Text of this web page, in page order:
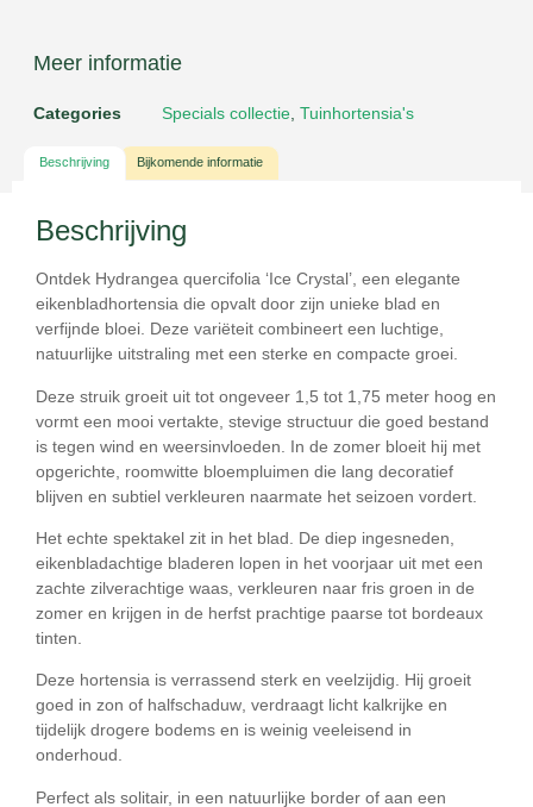
Meer informatie
Categories Specials collectie Tuinhortensia's
Beschrijving Bijkomende informatie
Beschrijving
Ontdek Hydrangea quercifolia ‘Ice Crystal’, een elegante
eikenbladhortensia die opvalt door zijn unieke blad en
verfijnde bloei. Deze variëteit combineert een luchtige,
natuurlijke uitstraling met een sterke en compacte groei.
Deze struik groeit uit tot ongeveer 1,5 tot 1,75 meter hoog en
vormt een mooi vertakte, stevige structuur die goed bestand
is tegen wind en weersinvloeden. In de zomer bloeit hij met
opgerichte, roomwitte bloempluimen die lang decoratief
blijven en subtiel verkleuren naarmate het seizoen vordert.
Het echte spektakel zit in het blad. De diep ingesneden,
eikenbladachtige bladeren lopen in het voorjaar uit met een
zachte zilverachtige waas , verkleuren naar fris groen in de
zomer en krijgen in de herfst prachtige paarse tot bordeaux
tinten
Deze hortensia is verrassend sterk en veelzijdig. Hij groeit
goed in zon of halfschaduw, verdraagt licht kalkrijke en
tijdelijk drogere bodems en is weinig veeleisend in
onderhoud.
Perfect als solitair, in een natuurlijke border of aan een